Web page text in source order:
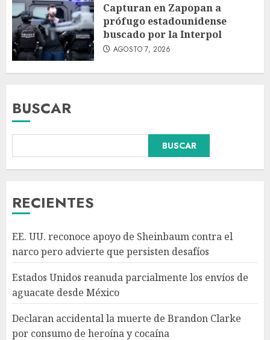
Capturan en Zapopan a
prófugo estadounidense
buscado por la Interpol
AGOSTO 7, 2026
BUSCAR
BUSCAR
RECIENTES
EE. UU. reconoce apoyo de Sheinbaum contra el
narco pero advierte que persisten desafíos
Estados Unidos reanuda parcialmente los envíos de
aguacate desde México
Declaran accidental la muerte de Brandon Clarke
por consumo de heroína y cocaína
Declaran accidental la muerte
de Brandon Clarke por
4
relaciones diplomáticas tras
cuatro años de
enfrentamientos
AGOSTO 8, 2026
Avances en reproducción